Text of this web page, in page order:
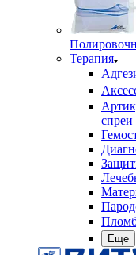
Терапия
спреи
Еще